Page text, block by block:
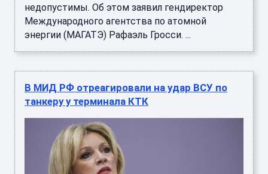
недопустимы. Об этом заявил гендиректор
Международного агентства по атомной
энергии (МАГАТЭ) Рафаэль Гросси. ...
В МИД РФ отреагировали на удар ВСУ по
танкеру у терминала КТК